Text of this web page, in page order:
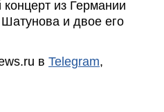
из Германии
и двое его
в Telegram,